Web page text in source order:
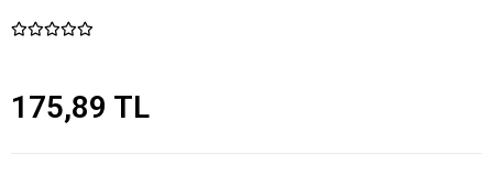
175,89 TL